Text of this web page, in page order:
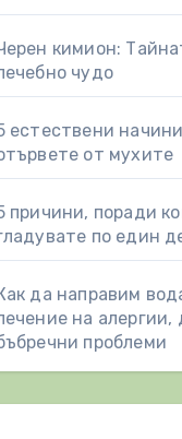
кимион:
чудо
естествени
от мухите
причини, поради
по един
да направим
на алергии,
проблеми